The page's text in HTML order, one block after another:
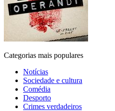
Categorias mais populares
Notícias
Sociedade e cultura
Comédia
Desporto
Crimes verdadeiros